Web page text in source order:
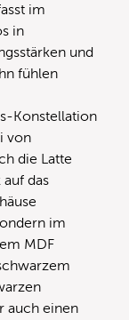
im
in
und
fühlen
Konstellation
von
die Latte
das
im
MDF
auch einen